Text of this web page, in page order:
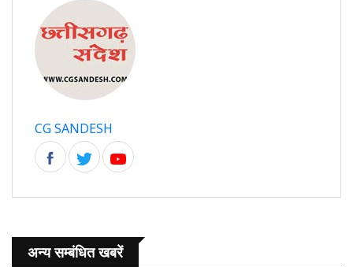
CG SANDESH
अन्य सम्बंधित खबरें